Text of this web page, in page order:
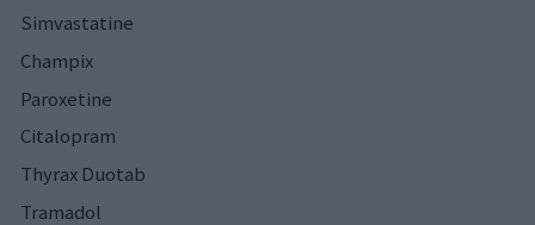
Simvastatine
Champix
Paroxetine
Citalopram
Thyrax Duotab
Tramadol